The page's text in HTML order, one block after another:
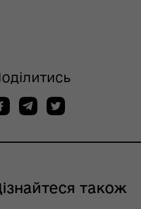
також